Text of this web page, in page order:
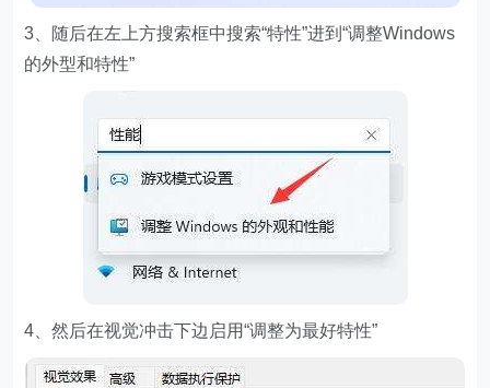
3、随后在左上方搜索框中搜索“特性”进到“调整Windows
的外型和特性”
4、然后在视觉冲击下边启用“调整为最好特性”